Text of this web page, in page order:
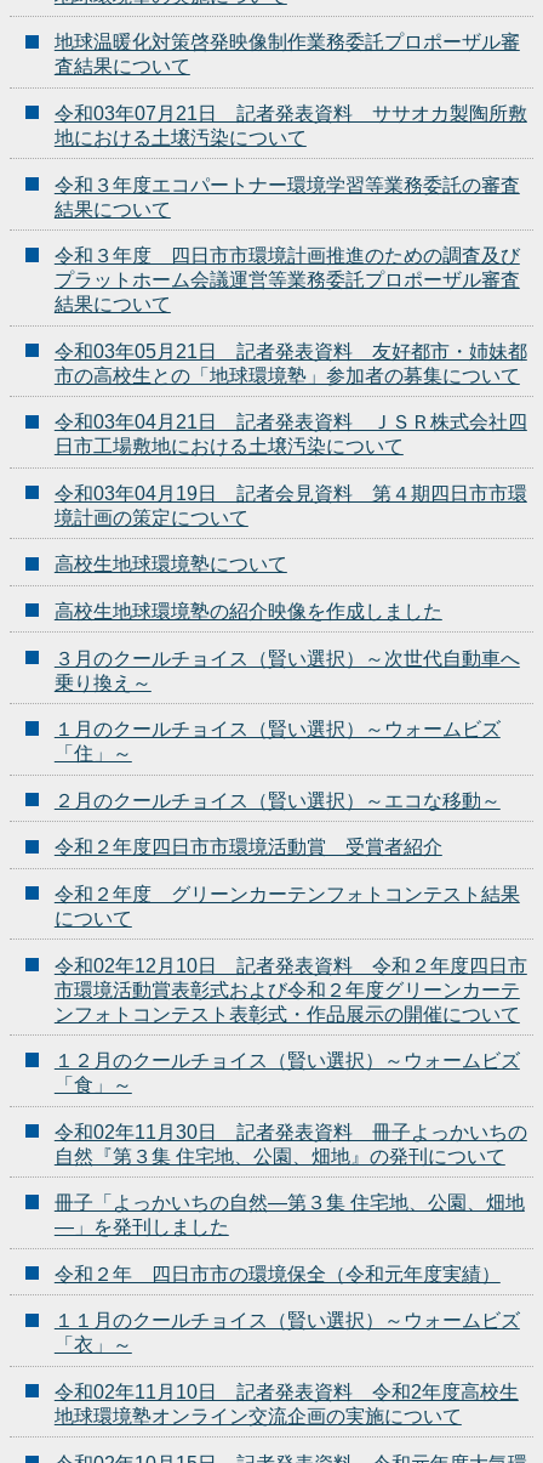
地球温暖化対策啓発映像制作業務委託プロポーザル審
査結果について
令和03年07月21日 記者発表資料 ササオカ製陶所敷
地における土壌汚染について
令和３年度エコパートナー環境学習等業務委託の審査
結果について
令和３年度 四日市市環境計画推進のための調査及び
プラットホーム会議運営等業務委託プロポーザル審査
結果について
令和03年05月21日 記者発表資料 友好都市・姉妹都
市の高校生との「地球環境塾」参加者の募集について
令和03年04月21日 記者発表資料 ＪＳＲ株式会社四
日市工場敷地における土壌汚染について
令和03年04月19日 記者会見資料 第４期四日市市環
境計画の策定について
高校生地球環境塾について
高校生地球環境塾の紹介映像を作成しました
３月のクールチョイス（賢い選択）～次世代自動車へ
乗り換え～
１月のクールチョイス（賢い選択）～ウォームビズ
「住」～
２月のクールチョイス（賢い選択）～エコな移動～
令和２年度四日市市環境活動賞 受賞者紹介
令和２年度 グリーンカーテンフォトコンテスト結果
について
令和02年12月10日 記者発表資料 令和２年度四日市
市環境活動賞表彰式および令和２年度グリーンカーテ
ンフォトコンテスト表彰式・作品展示の開催について
１２月のクールチョイス（賢い選択）～ウォームビズ
「食」～
令和02年11月30日 記者発表資料 冊子よっかいちの
自然『第３集 住宅地、公園、畑地』の発刊について
冊子「よっかいちの自然―第３集 住宅地、公園、畑地
―」を発刊しました
令和２年 四日市市の環境保全（令和元年度実績）
１１月のクールチョイス（賢い選択）～ウォームビズ
「衣」～
令和02年11月10日 記者発表資料 令和2年度高校生
地球環境塾オンライン交流企画の実施について